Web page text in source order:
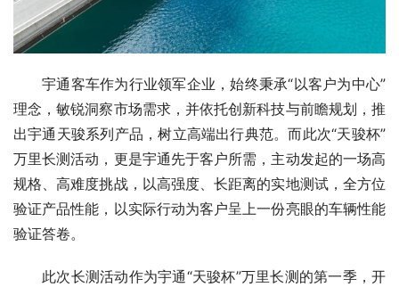
宇通客车作为行业领军企业，始终秉承“以客户为中心”
理念，敏锐洞察市场需求，并依托创新科技与前瞻规划，推
出宇通天骏系列产品，树立高端出行典范。而此次“天骏杯”
万里长测活动，更是宇通先于客户所需，主动发起的一场高
规格、高难度挑战，以高强度、长距离的实地测试，全方位
验证产品性能，以实际行动为客户呈上一份亮眼的车辆性能
验证答卷。
此次长测活动作为宇通“天骏杯”万里长测的第一季，开